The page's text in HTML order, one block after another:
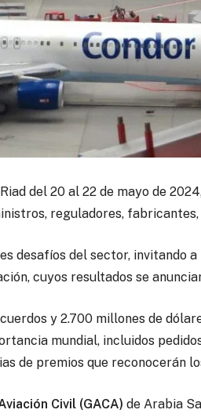
del 20 al 22 de mayo de
reguladores,
desafíos del sector, invitando
cuyos resultados se
y 2.700 millones de
mundial, incluidos
de premios que reconocerán
Civil (GACA) de Arabia